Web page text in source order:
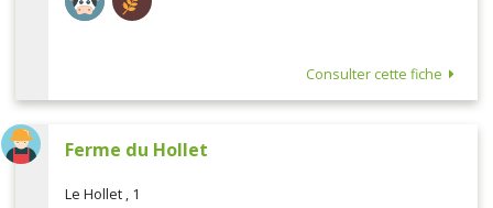
Consulter cette fiche
Ferme du Hollet
Le Hollet , 1